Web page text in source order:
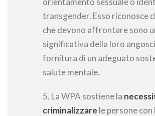
transgender. Esso riconosce
che devono affrontare sono
significativa della loro
fornitura di un adeguato
salute mentale.
5. La WPA sostiene la
criminalizzare le persone